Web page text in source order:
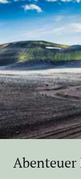
Abenteuer